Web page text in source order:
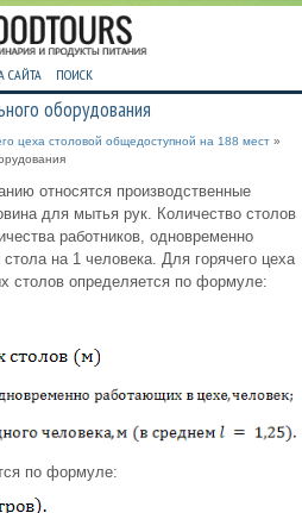
САЙТА ПОИСК
оборудования
цеха столовой общедоступной на 188 мест »
относятся производственные
для мытья рук. Количество столов
работников, одновременно
на 1 человека. Для горячего цеха
столов определяется по формуле:
по формуле: